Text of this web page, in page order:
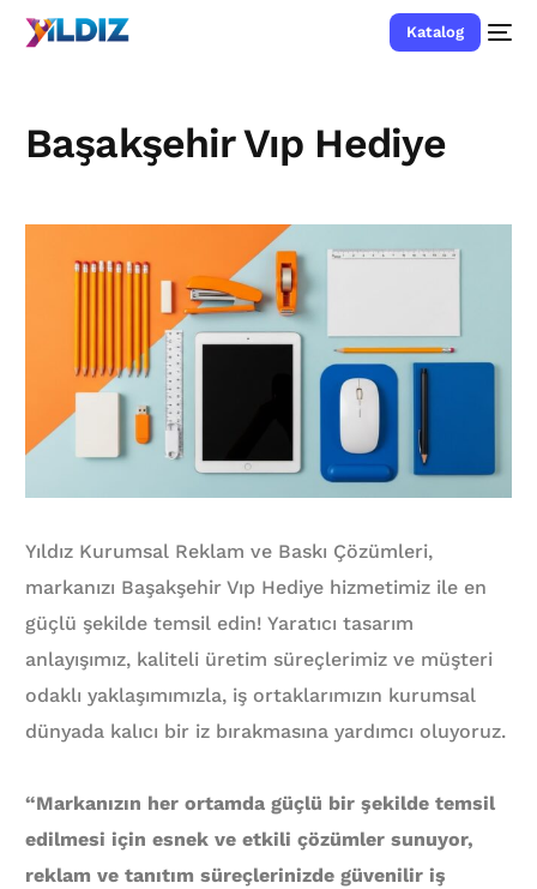
Katalog
Başakşehir Vıp Hediye
Yıldız Kurumsal Reklam ve Baskı Çözümleri,
markanızı Başakşehir Vıp Hediye hizmetimiz ile en
güçlü şekilde temsil edin! Yaratıcı tasarım
anlayışımız, kaliteli üretim süreçlerimiz ve müşteri
odaklı yaklaşımımızla, iş ortaklarımızın kurumsal
dünyada kalıcı bir iz bırakmasına yardımcı oluyoruz.
“Markanızın her ortamda güçlü bir şekilde temsil
edilmesi için esnek ve etkili çözümler sunuyor,
reklam ve tanıtım süreçlerinizde güvenilir iş